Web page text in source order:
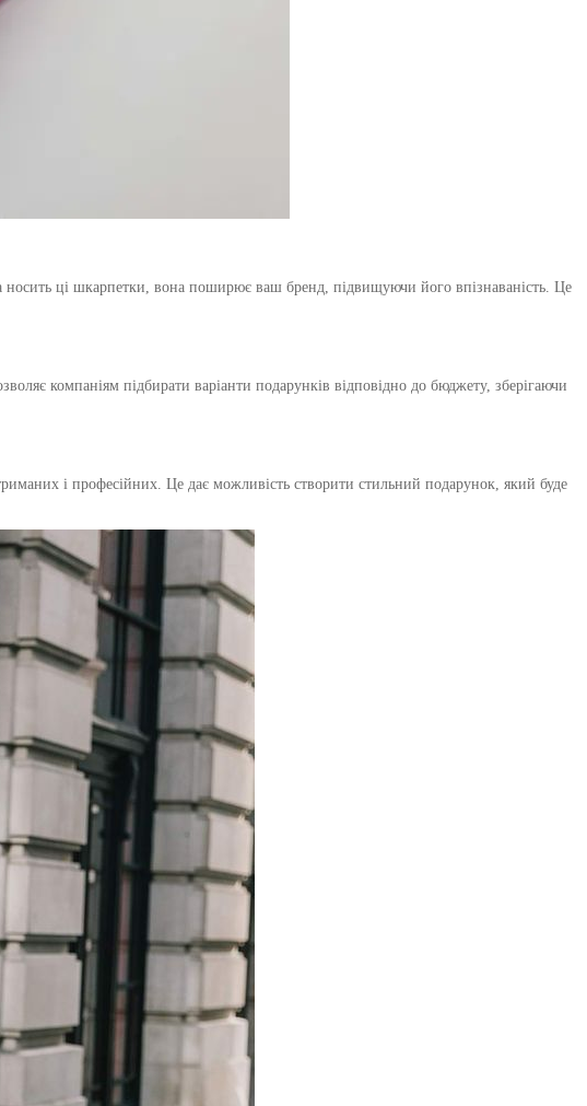
ці шкарпетки, вона поширює ваш бренд, підвищуючи його впізнаваність. Це
компаніям підбирати варіанти подарунків відповідно до бюджету, зберігаючи
і професійних. Це дає можливість створити стильний подарунок, який буде